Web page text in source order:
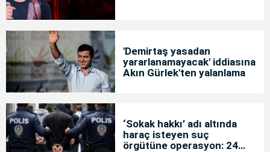
'Demirtaş yasadan
yararlanamayacak' iddiasına
Akın Gürlek'ten yalanlama
‘Sokak hakkı’ adı altında
haraç isteyen suç
örgütüne operasyon: 24